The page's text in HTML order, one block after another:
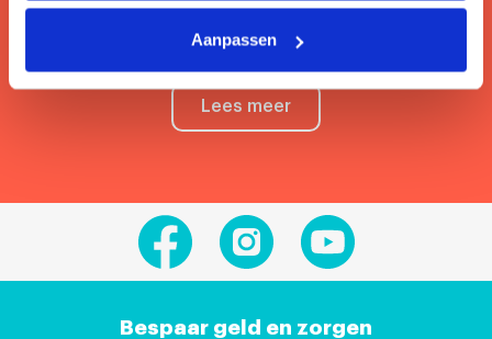
Aanpassen
Hier lees je de veelgestelde vragen van onze
gebruikers.
Lees meer
Bespaar geld en zorgen